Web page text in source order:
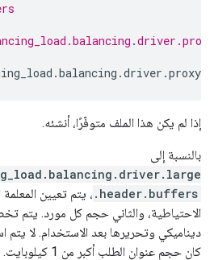
.balancing .driver .proxy
إذا لم يكن هذا الملف متوفّرًا، أنشئه.
بالنسبة إلى
.header.buffers ، يتم تعيين
الاحتياطية، والثاني حجم كل مورد. يتم
ديناميكي وتحريرها بعد الاستخدام. لا يتم
كان حجم عنوان